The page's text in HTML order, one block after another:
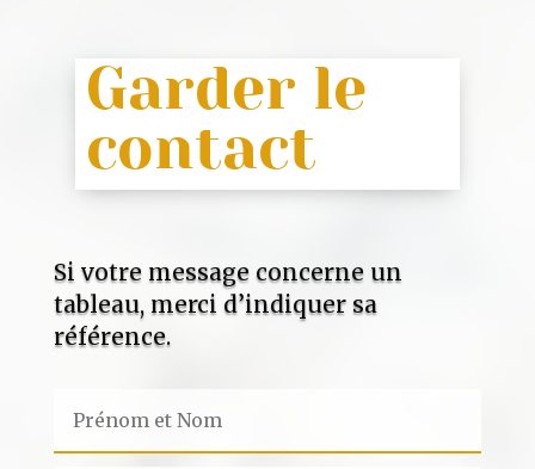
Garder le
contact
Si votre message concerne un
tableau, merci d’indiquer sa
référence.